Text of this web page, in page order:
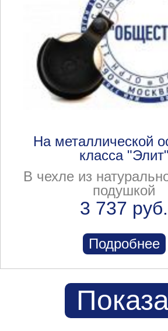
На металлической
класса "Элит"
В чехле из
подушкой
3 737 руб.
Подробнее